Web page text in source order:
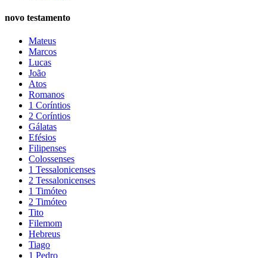
novo testamento
Mateus
Marcos
Lucas
João
Atos
Romanos
1 Coríntios
2 Coríntios
Gálatas
Efésios
Filipenses
Colossenses
1 Tessalonicenses
2 Tessalonicenses
1 Timóteo
2 Timóteo
Tito
Filemom
Hebreus
Tiago
1 Pedro